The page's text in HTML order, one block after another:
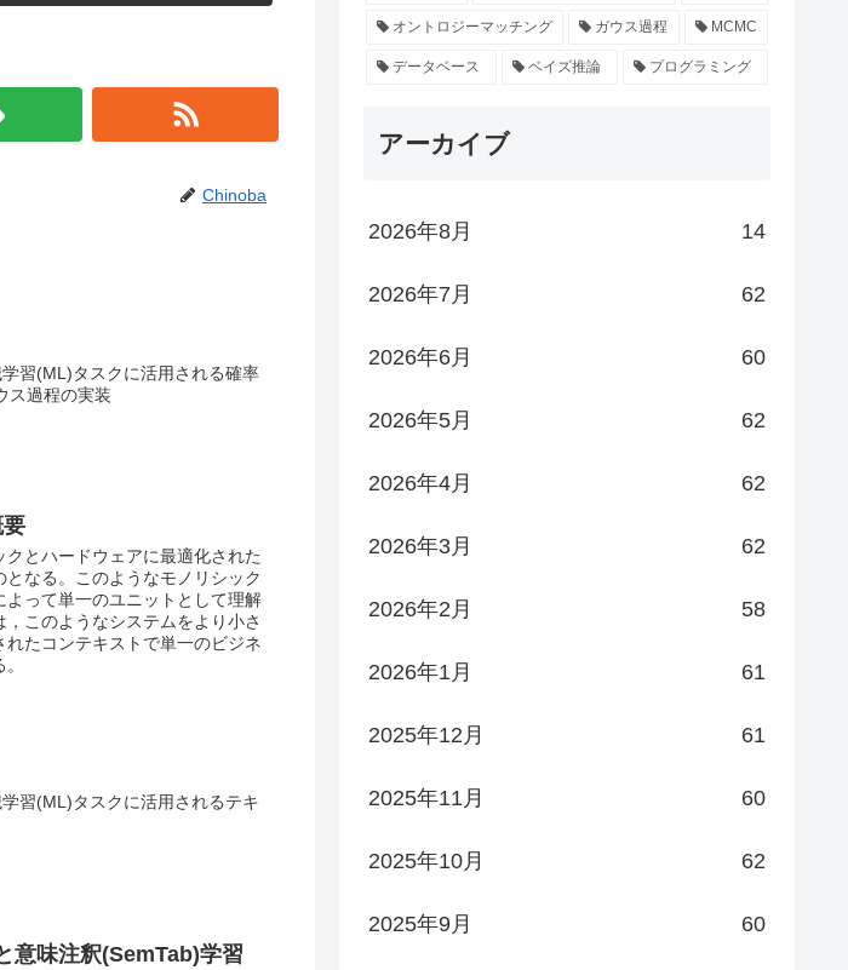
Chinoba
習(ML)タスクに活用される確率
ス過程の実装
とハードウェアに最適化された
なる。このようなモノリシック
って単一のユニットとして理解
このようなシステムをより小さ
たコンテキストで単一のビジネ
習(ML)タスクに活用されるテキ
意味注釈(SemTab)学習
オントロジーマッチング ガウス過程 MCMC
データベース ベイズ推論 プログラミング
アーカイブ
2026年8月 14
2026年7月 62
2026年6月 60
2026年5月 62
2026年4月 62
2026年3月 62
2026年2月 58
2026年1月 61
2025年12月 61
2025年11月 60
2025年10月 62
2025年9月 60